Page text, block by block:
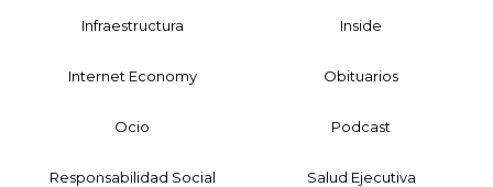
Infraestructura Inside
Internet Economy Obituarios
Ocio Podcast
Responsabilidad Social Salud Ejecutiva